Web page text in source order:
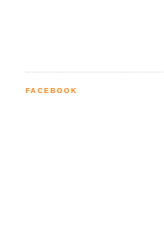
FACEBOOK